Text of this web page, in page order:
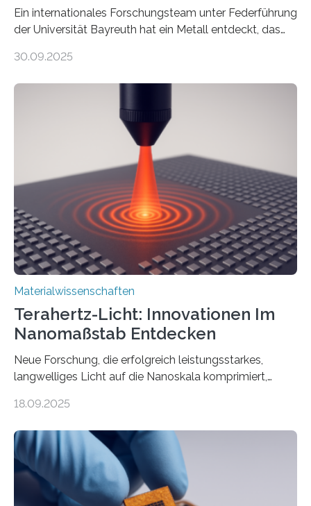
Ein internationales Forschungsteam unter Federführung
der Universität Bayreuth hat ein Metall entdeckt, das
Dadurch ist es in der Lage, eine sogenannte zweite
Nichtmetallen vorkommt und insbesondere für
Sensorik und Elektrotechnik von Interesse ist. Über ihre
Erkenntnisse berichten die Forschenden im Journal of
the American Chemical Society. —What for?
Materialien, die gleichzeitig Strom leiten und Licht
beeinflussen können, sind für viele moderne
Technologien…
30.09.2025
Materialwissenschaften
Terahertz-Licht: Innovationen Im
Nanomaßstab Entdecken
Neue Forschung, die erfolgreich leistungsstarkes,
langwelliges Licht auf die Nanoskala komprimiert,
optoelektronischen Geräten ermöglichen, geleitet von
Forschung, die erfolgreich leistungsstarkes,
langwelliges Licht auf die Nanoskala komprimiert,
könnte Fortschritte in der Terahertz-Optik und bei
optoelektronischen Geräten ermöglichen, geleitet von
18.09.2025